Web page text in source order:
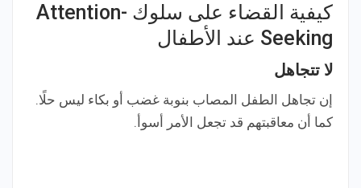
كيفية القضاء على سلوك Attention-
Seeking عند الأطفال
لا تتجاهل
إن تجاهل الطفل المصاب بنوبة غضب أو بكاء ليس حلًا.
كما أن معاقبتهم قد تجعل الأمر أسوأ.